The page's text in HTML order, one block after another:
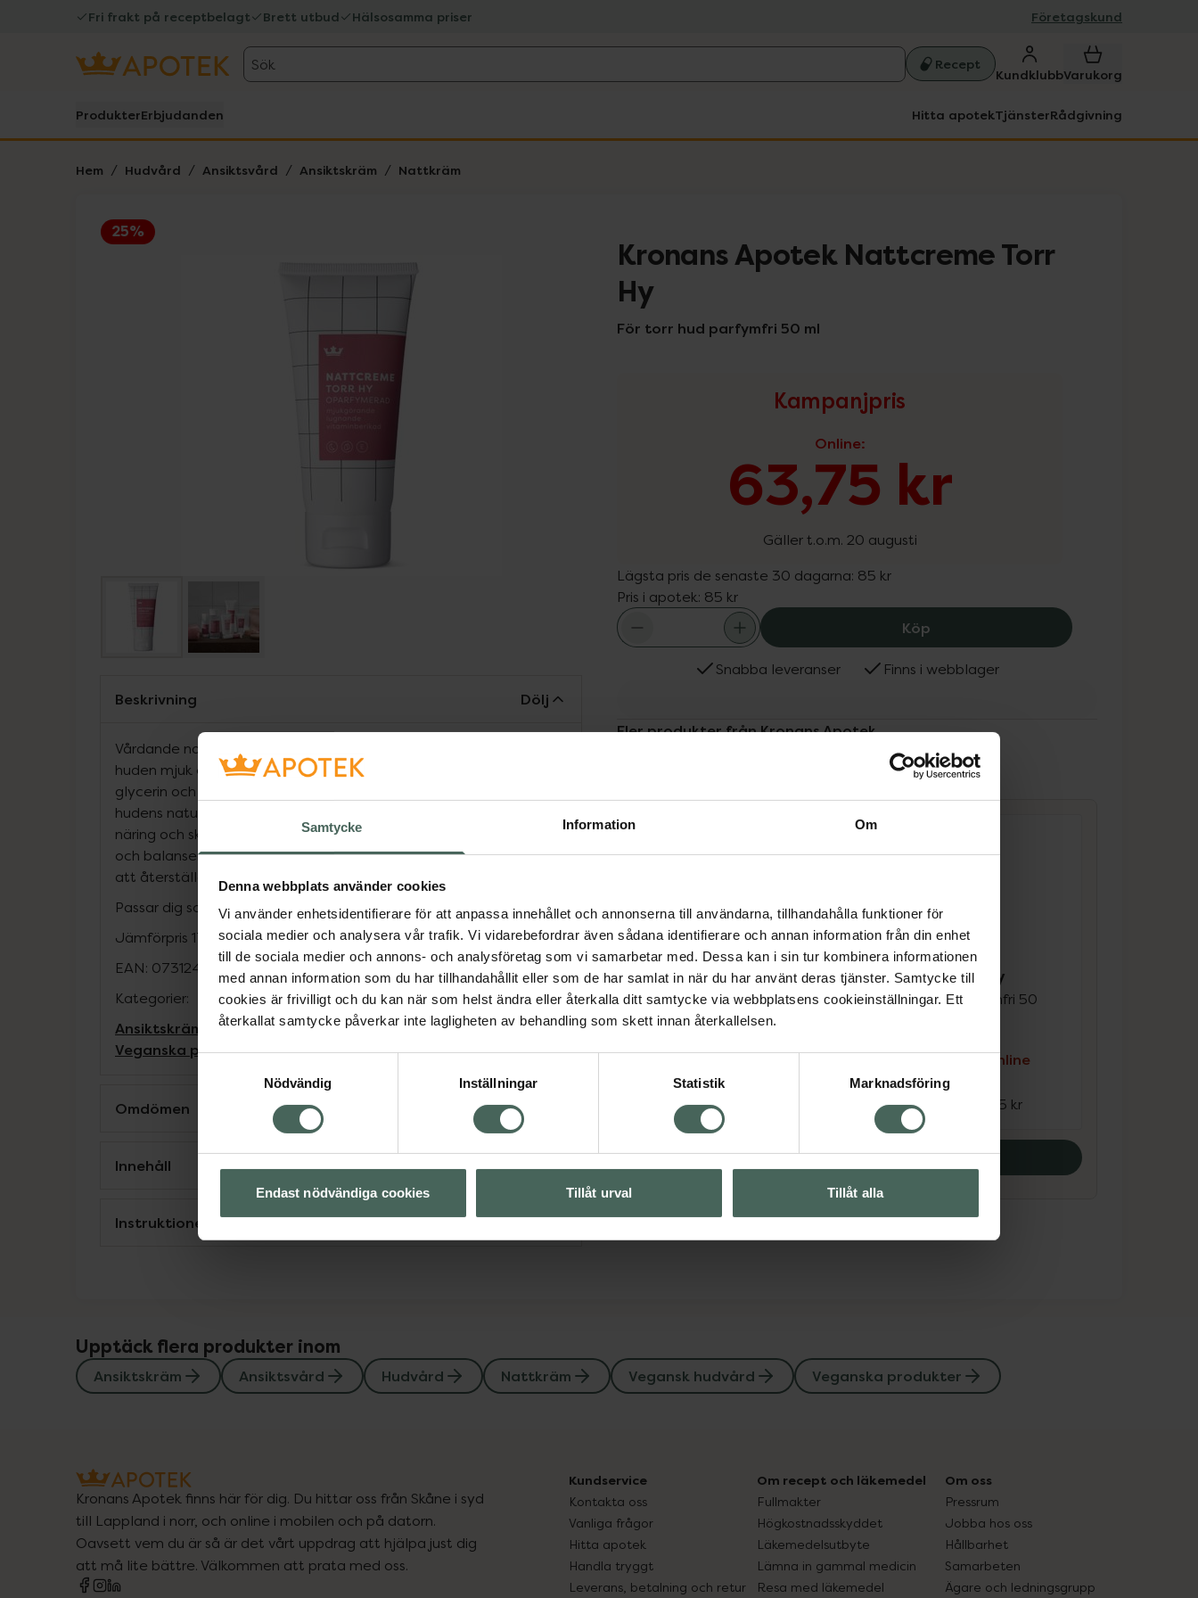
Samtycke Information Om
Denna webbplats använder cookies
Vi använder enhetsidentifierare för att anpassa innehållet och annonserna till användarna, tillhandahålla funktioner för
sociala medier och analysera vår trafik. Vi vidarebefordrar även sådana identifierare och annan information från din enhet
till de sociala medier och annons- och analysföretag som vi samarbetar med. Dessa kan i sin tur kombinera informationen
med annan information som du har tillhandahållit eller som de har samlat in när du har använt deras tjänster. Samtycke till
cookies är frivilligt och du kan när som helst ändra eller återkalla ditt samtycke via webbplatsens cookieinställningar. Ett
återkallat samtycke påverkar inte lagligheten av behandling som skett innan återkallelsen.
Nödvändig
Inställningar Statistik Marknadsföring
Endast nödvändiga cookies Tillåt urval Tillåt alla
Fri frakt på receptbelagt Brett utbud Hälsosamma priser Företagskund
Sök Recept
KundklubbVarukorg
ProdukterErbjudanden Hitta apotekTjänsterRådgivning
Hem Hudvård Ansiktsvård Ansiktskräm Nattkräm
25%
Lista: . Innehåller 2 objekt.
Kronans Apotek Nattcreme Torr
Hy
För torr hud parfymfri 50 ml
Kampanjpris
Online:
63,75 kr
Gäller t.o.m. 20 augusti
Lägsta pris de senaste 30 dagarna: 85 kr
Pris i apotek: 85 kr
Köp Kronans Apotek Nattcreme Torr Hy,
Snabba leveranser Finns i webblager
Fler produkter från Kronans Apotek
4.1 av 5 i omdöme
Kronans Apotek
Nattcreme Torr Hy
För torr hud parfymfri 50
ml
Kampanjpris online
63,75 kr
Tidigare pris:
4.4 av 5 i omdöme
Kronans Apotek
Dagcreme Torr hy
För torr hud parfymfri 50
Kampanjpris online
63,75 kr
Tidigare pris: 85 kr
Köp båda för
127,50 kr Köp båda
Beskrivning Dölj
Vårdande nattkräm för torr och känslig hud som lugnar och gör
huden mjuk och välmående. Formulerad med fuktbindande
glycerin och återfuktande sheasmör som hjälper till att bibehålla
hudens naturliga fuktbalans. Denna kräm ger intensiv återfuktning,
näring och skydd under natten, så att du vaknar upp med en fräsch
och balanserad hud. Oparfymerad för extra skonsamhet. Bra för
att återställa hudens välmående under natten.
Passar dig som väljer vegansk hudvård.
Jämförpris 1700 kr/l
EAN: 07312489996259
Kategorier:
Ansiktskräm AnsiktsvårdHudvårdNattkrämVegansk hudvård
Veganska produkter
Omdömen Visa
Innehåll Visa
Instruktioner Visa
Upptäck flera produkter inom
Ansiktskräm Ansiktsvård Hudvård Nattkräm Vegansk hudvård Veganska produkter
Kronans Apotek finns här för dig. Du hittar oss från Skåne i syd
till Lappland i norr, och online i mobilen och på datorn.
Oavsett vem du är så är det vårt uppdrag att hjälpa just dig
att må lite bättre. Välkommen att prata med oss.
Kundservice
Kontakta oss
Vanliga frågor
Hitta apotek
Handla tryggt
Leverans, betalning och retur
Om recept och läkemedel
Fullmakter
Högkostnadsskyddet
Läkemedelsutbyte
Lämna in gammal medicin
Resa med läkemedel
Om oss
Pressrum
Jobba hos oss
Hållbarhet
Samarbeten
Ägare och ledningsgrupp